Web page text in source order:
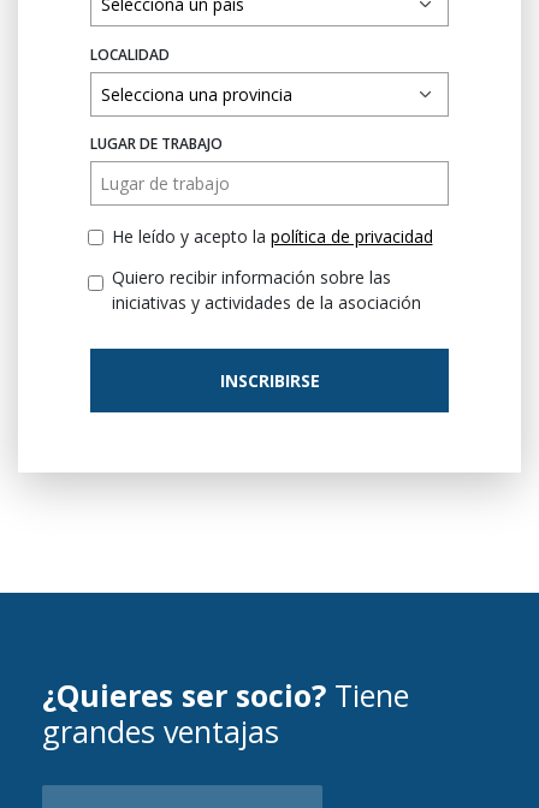
LOCALIDAD
LUGAR DE TRABAJO
He leído y acepto la política de privacidad
Quiero recibir información sobre las
iniciativas y actividades de la asociación
INSCRIBIRSE
¿Quieres ser socio? Tiene
grandes ventajas